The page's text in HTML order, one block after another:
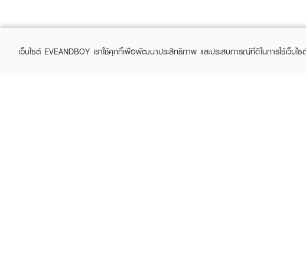
เว็บไซต์ EVEANDBOY เราใช้คุกกี้เพื่อพัฒนาประสิทธิภาพ และประสบการณ์ที่ดีในการใช้เว็